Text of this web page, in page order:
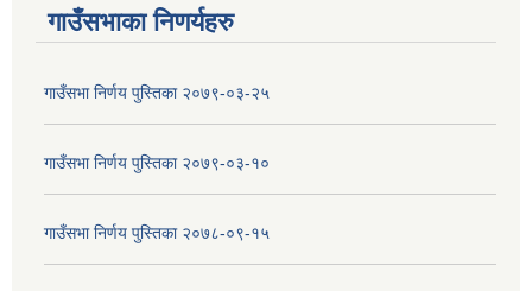
गाउँसभाका निणर्यहरु
गाउँसभा निर्णय पुस्तिका २०७९-०३-२५
गाउँसभा निर्णय पुस्तिका २०७९-०३-१०
गाउँसभा निर्णय पुस्तिका २०७८-०९-१५